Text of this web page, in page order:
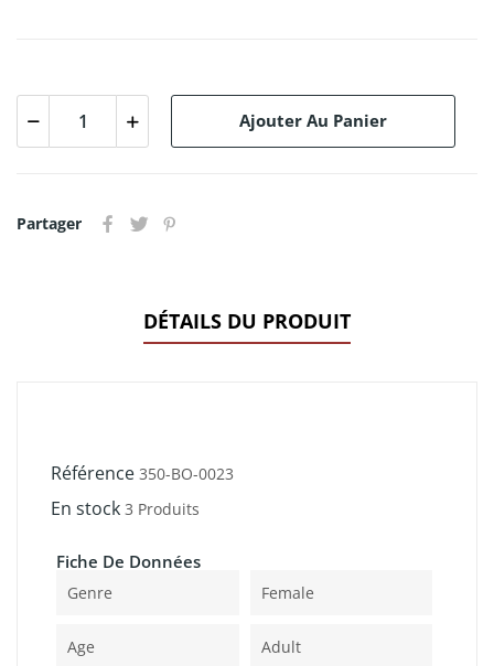
Ajouter Au Panier
Partager
DÉTAILS DU PRODUIT
Référence 350-BO-0023
En stock 3 Produits
Fiche De Données
Genre Female
Age Adult